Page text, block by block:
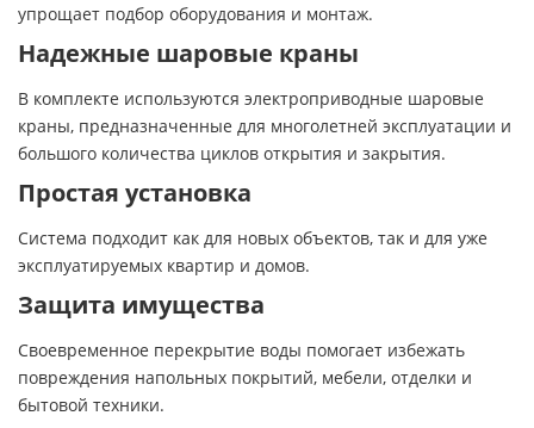
упрощает подбор оборудования и монтаж.
Надежные шаровые краны
В комплекте используются электроприводные шаровые
краны, предназначенные для многолетней эксплуатации и
большого количества циклов открытия и закрытия.
Простая установка
Система подходит как для новых объектов, так и для уже
эксплуатируемых квартир и домов.
Защита имущества
Своевременное перекрытие воды помогает избежать
повреждения напольных покрытий, мебели, отделки и
бытовой техники.